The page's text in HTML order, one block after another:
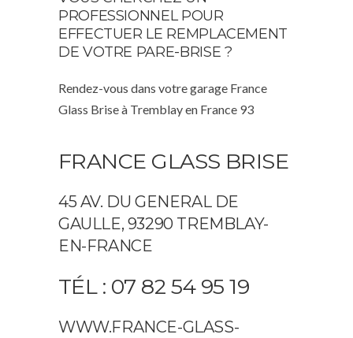
PROFESSIONNEL POUR
EFFECTUER LE REMPLACEMENT
DE VOTRE PARE-BRISE ?
Rendez-vous dans votre garage France
Glass Brise à Tremblay en France 93
FRANCE GLASS BRISE
45 AV. DU GENERAL DE
GAULLE, 93290 TREMBLAY-
EN-FRANCE
TÉL : 07 82 54 95 19
WWW.FRANCE-GLASS-